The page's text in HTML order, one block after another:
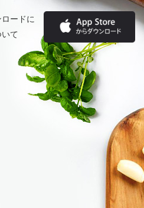
ロードに
いて